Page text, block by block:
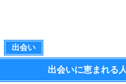
出会い
出会いに恵まれる